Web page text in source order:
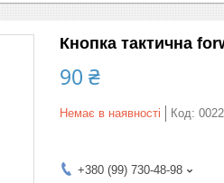
Кнопка тактична
90 ₴
Немає в наявності Код:
+380 (99) 730-48-98